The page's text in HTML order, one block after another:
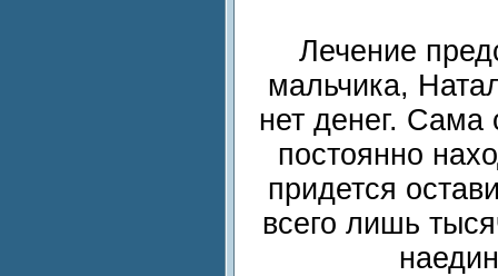
Лечение
мальчика,
нет денег. Сама
постоянно
придется
всего лишь